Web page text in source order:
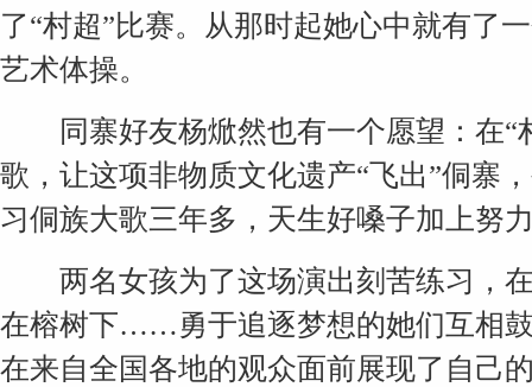
了“村超”比赛。从那时起她心中就有了
艺术体操。
同寨好友杨焮然也有一个愿望：在“
歌，让这项非物质文化遗产“飞出”侗寨
习侗族大歌三年多，天生好嗓子加上努
两名女孩为了这场演出刻苦练习，在
在榕树下……勇于追逐梦想的她们互相
在来自全国各地的观众面前展现了自己